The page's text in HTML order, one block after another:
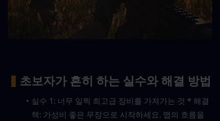
▍ 초보자가 흔히 하는 실수와 해결 방법
실수 1: 너무 일찍 최고급 장비를 가져가는 것 * 해결
책: 가성비 좋은 무장으로 시작하세요. 맵의 흐름을